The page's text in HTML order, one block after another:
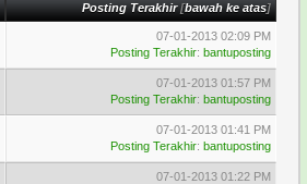
Posting Terakhir [bawah ke atas]
07-01-2013 02:09 PM
Posting Terakhir:bantuposting
07-01-2013 01:57 PM
Posting Terakhir:bantuposting
07-01-2013 01:41 PM
Posting Terakhir:bantuposting
07-01-2013 01:22 PM